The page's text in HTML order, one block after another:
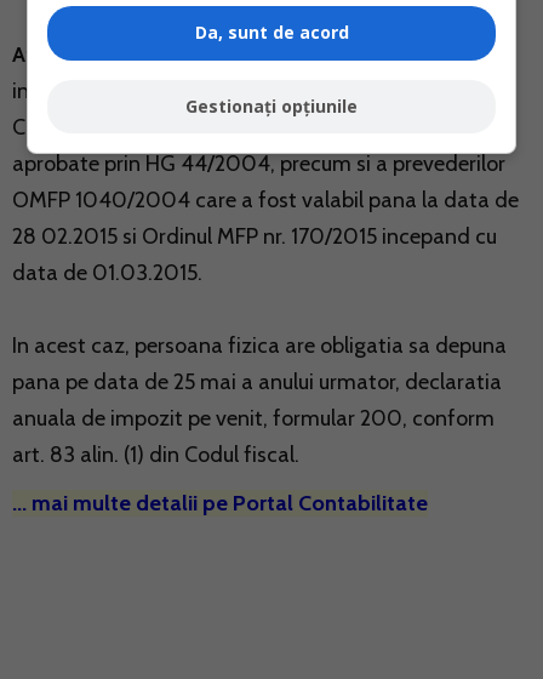
Atentie!Determinarea venitului net din activitati
independente se face respectand regulile art. 48 din
Codul fiscal, a normelor de aplicarea ale acestuia
aprobate prin HG 44/2004, precum si a prevederilor
OMFP 1040/2004 care a fost valabil pana la data de
28 02.2015 si Ordinul MFP nr. 170/2015 incepand cu
data de 01.03.2015.
In acest caz, persoana fizica are obligatia sa depuna
pana pe data de 25 mai a anului urmator, declaratia
anuala de impozit pe venit, formular 200, conform
art. 83 alin. (1) din Codul fiscal.
... mai multe detalii pe Portal Contabilitate
Da, sunt de acord
Gestionați opțiunile